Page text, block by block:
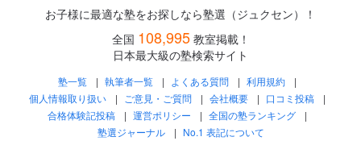
お子様に最適な塾をお探しなら塾選（ジュクセン）！
全国 108,995 教室掲載！
日本最大級の塾検索サイト
塾一覧 執筆者一覧 よくある質問
利用規約
個人情報取り扱い
ご意見・ご質問 会社概要
口コミ投稿
合格体験記投稿
運営ポリシー
全国の塾ランキング
塾選ジャーナル
No.1 表記について